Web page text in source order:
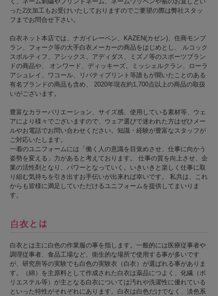
った2次加工もお受けいたしておりますのでご要望の際は弊社スタッ
フまでお問合せ下さい。
白衣ネット本店では、ナガイレーベン、KAZEN(カゼン)、住商モンブ
ラン、フォーク等の大手白衣メーカーの商品をはじめとし、 ルコック
スポルティフ、アシックス、アディダス、ミズノ等のスポーツブラン
ドの商品や、 オンワード、ディッキーズ、ミッシェルクラン、ローラ
アシュレイ、ワコール、リバティプリント等誰もが聞いたことのある
有名ブランドの商品も含め、 2020年現在約1,700点以上の商品の取扱
いがございます。
豊富なカラーバリエーション、サイズ感、使用している素材等、ウェ
アにより様々でございますので、ウェア選びで迷われた方はぜひメー
ルやお電話でお問い合わせください。知識・経験が豊富なスタッフが
ご対応いたします。
一着のユニフォームには「働く人の意識を目覚めさせ、仕事に向かう
姿勢を変える」力があると考えております。 仕事の質を向上させ、企
業の活性剤となり、パワーとなっていく。いきいきと楽しく仕事に取
り組む気持ちを引き出すお手伝いが出来れば幸いです。 私共は、これ
からも皆様に満足していただけるユニフォームを提供してまいりま
す。
白衣とは主に白色の作業服の事を指します。一般的には医療従事者や
調理従事者、食品工場など、衛生的な場所で使用する事が多いです
が、研究所等の実験でも白色の実験衣（白衣）が選ばれる事がありま
す。（綿）を主原料として作成された白衣は薬品につよく、化繊（ポ
リエステル等）が主となる白衣については汚れや洗濯性に優れている
といった特性がそれぞれにあります。白衣は白色だけでなく、淡色系